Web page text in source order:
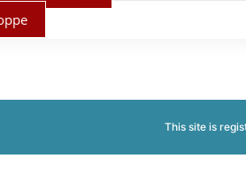
This site is